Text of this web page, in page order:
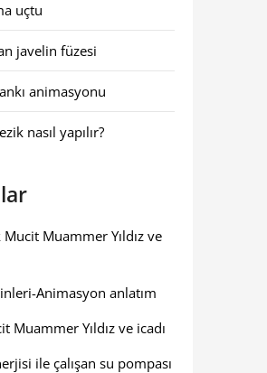
uçtu
javelin füzesi
animasyonu
nasıl yapılır?
Muammer Yıldız ve
Animasyon anlatım
Muammer Yıldız ve icadı
ile çalışan su pompası